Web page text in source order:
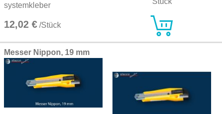
systemkleber
12,02 € /Stück
Messer Nippon, 19 mm